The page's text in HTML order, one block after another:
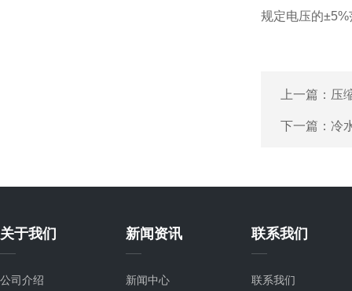
规定电压的
上一篇： 压
下一篇： 冷
关于我们
公司介绍
新闻资讯
新闻中心
联系我们
联系我们